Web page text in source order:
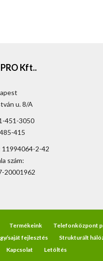
Kft..
u. 8/A
451-3050
415
11994064-2-42
szám:
20001962
Termékeink Telefonközpont
saját fejlesztés
Strukturált
Kapcsolat Letöltés